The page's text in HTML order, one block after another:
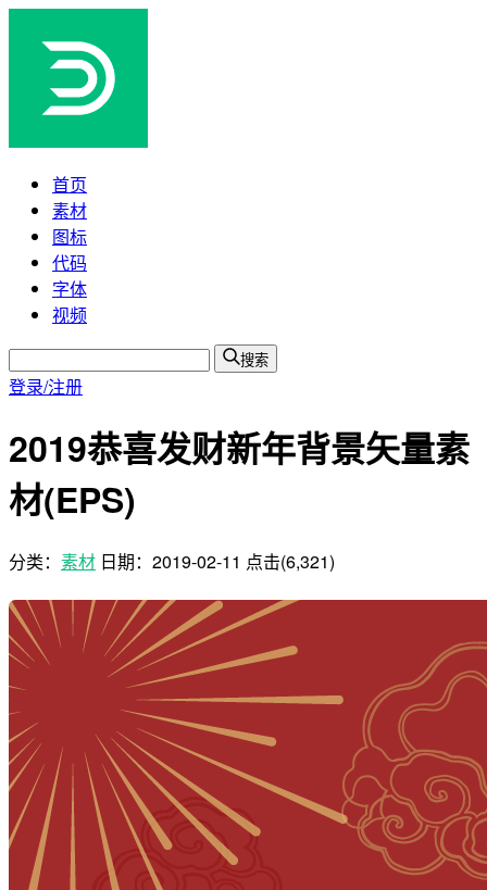
首页
素材
图标
代码
字体
视频
搜索
登录/注册
2019恭喜发财新年背景矢量素
材(EPS)
分类： 素材 日期： 2019-02-11 点击(6,321)